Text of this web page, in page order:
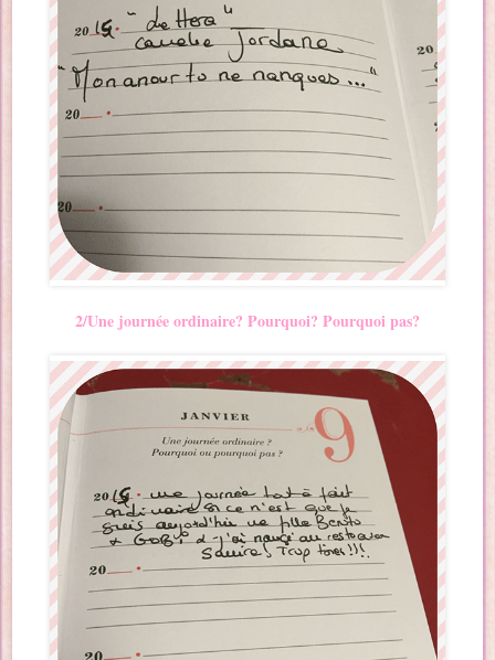
2/Une journée ordinaire? Pourquoi? Pourquoi pas?